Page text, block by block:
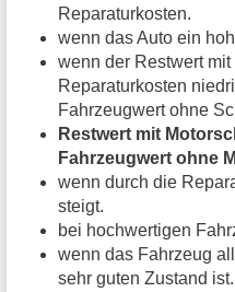
Reparaturkosten.
wenn das Auto ein
wenn der Restwert
Reparaturkosten
Fahrzeugwert ohne
Restwert mit
Fahrzeugwert ohne
wenn durch die
steigt.
bei hochwertigen
wenn das Fahrzeug
sehr guten Zustand ist.